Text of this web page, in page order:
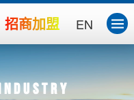
EN
招商加盟